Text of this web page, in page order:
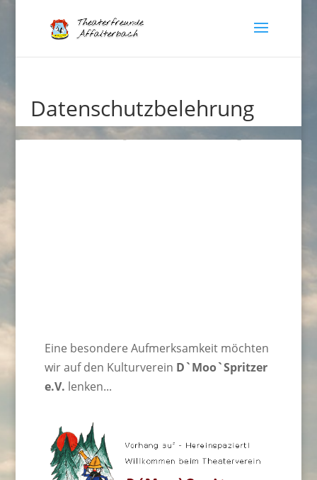
Datenschutzbelehrung
Eine besondere Aufmerksamkeit möchten
wir auf den Kulturverein D`Moo`Spritzer
e.V. lenken...